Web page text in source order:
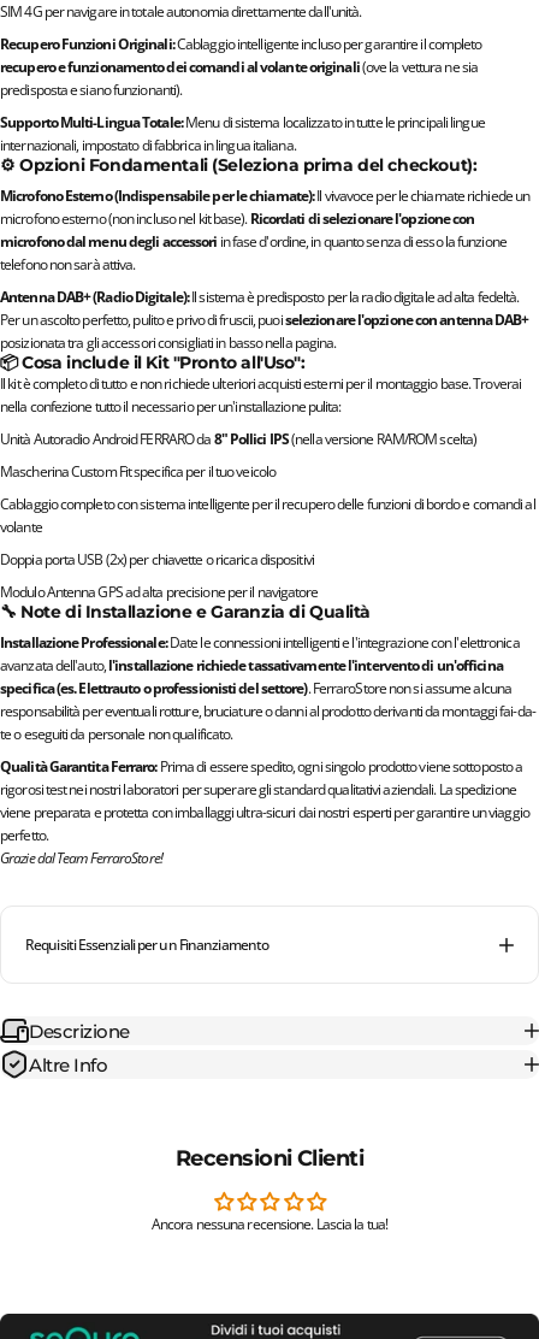
SIM 4G per navigare in totale autonomia direttamente dall'unità.
Recupero Funzioni Originali:Cablaggio intelligente incluso per garantire il completo
recupero e funzionamento dei comandi al volante originali(ove la vettura ne sia
predisposta e siano funzionanti).
Supporto Multi-Lingua Totale:Menu di sistema localizzato in tutte le principali lingue
internazionali, impostato di fabbrica in lingua italiana.
⚙️ Opzioni Fondamentali (Seleziona prima del checkout):
Microfono Esterno (Indispensabile per le chiamate):Il vivavoce per le chiamate richiede un
microfono esterno (non incluso nel kit base).Ricordati di selezionare l'opzione con
microfono dal menu degli accessori in fase d'ordine, in quanto senza di esso la funzione
telefono non sarà attiva.
Antenna DAB+ (Radio Digitale):Il sistema è predisposto per la radio digitale ad alta fedeltà.
Per un ascolto perfetto, pulito e privo di fruscii, puoiselezionare l'opzione con antenna DAB+
posizionata tra gli accessori consigliati in basso nella pagina.
📦 Cosa include il Kit "Pronto all'Uso":
Il kit è completo di tutto e non richiede ulteriori acquisti esterni per il montaggio base. Troverai
nella confezione tutto il necessario per un'installazione pulita:
Unità Autoradio Android FERRARO da8" Pollici IPS(nella versione RAM/ROM scelta)
Mascherina Custom Fit specifica per il tuo veicolo
Cablaggio completo con sistema intelligente per il recupero delle funzioni di bordo e comandi al
volante
Doppia porta USB (2x) per chiavette o ricarica dispositivi
Modulo Antenna GPS ad alta precisione per il navigatore
🔧 Note di Installazione e Garanzia di Qualità
Installazione Professionale:Date le connessioni intelligenti e l'integrazione con l'elettronica
avanzata dell'auto,l'installazione richiede tassativamente l'intervento di un'officina
specifica (es. Elettrauto o professionisti del settore). FerraroStore non si assume alcuna
responsabilità per eventuali rotture, bruciature o danni al prodotto derivanti da montaggi fai-da-
te o eseguiti da personale non qualificato.
Qualità Garantita Ferraro:Prima di essere spedito, ogni singolo prodotto viene sottoposto a
rigorosi test nei nostri laboratori per superare gli standard qualitativi aziendali. La spedizione
viene preparata e protetta con imballaggi ultra-sicuri dai nostri esperti per garantire un viaggio
perfetto.
Grazie dal Team FerraroStore!
Requisiti Essenziali per un Finanziamento
Descrizione
Altre Info
Recensioni Clienti
Ancora nessuna recensione. Lascia la tua!